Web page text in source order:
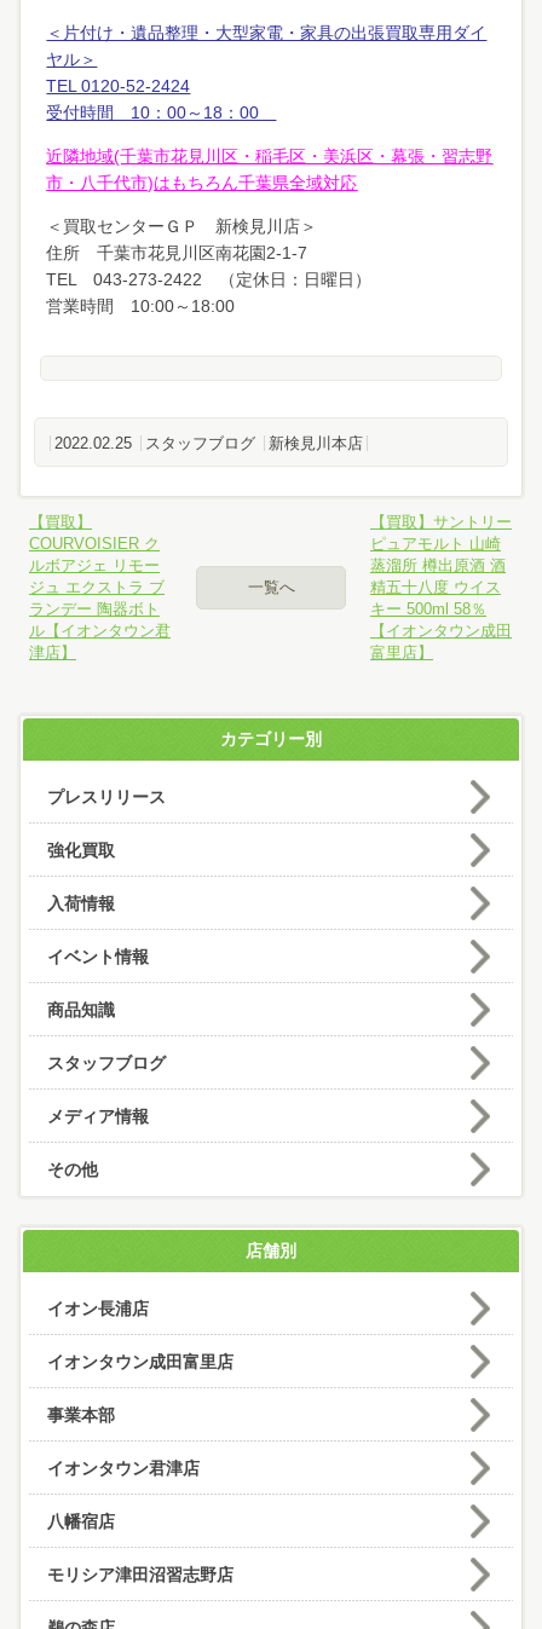
＜片付け・遺品整理・大型家電・家具の出張買取専用ダイ
ヤル＞
TEL 0120-52-2424
受付時間 10：00～18：00
近隣地域(千葉市花見川区・稲毛区・美浜区・幕張・習志野
市・八千代市)はもちろん千葉県全域対応
＜買取センターＧＰ 新検見川店＞
住所 千葉市花見川区南花園2-1-7
TEL 043-273-2422 （定休日：日曜日）
営業時間 10:00～18:00
2022.02.25 スタッフブログ 新検見川本店
【買取】
COURVOISIER ク
ルボアジェ リモー
ジュ エクストラ ブ
ランデー 陶器ボト
ル【イオンタウン君
津店】
一覧へ
【買取】サントリー
ピュアモルト 山崎
蒸溜所 樽出原酒 酒
精五十八度 ウイス
キー 500ml 58％
【イオンタウン成田
富里店】
カテゴリー別
プレスリリース
強化買取
入荷情報
イベント情報
商品知識
スタッフブログ
メディア情報
その他
店舗別
イオン長浦店
イオンタウン成田富里店
事業本部
イオンタウン君津店
八幡宿店
モリシア津田沼習志野店